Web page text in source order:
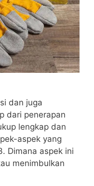
dan juga
dari penerapan
lengkap dan
aspek yang
Dimana aspek ini
menimbulkan